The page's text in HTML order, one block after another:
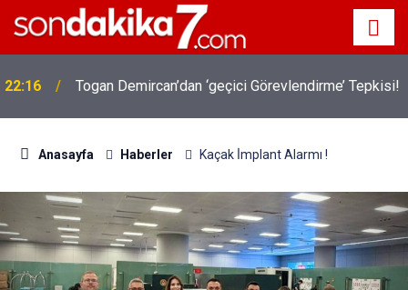
22:16 Togan Demircan’dan ‘geçici Görevlendirme’ Tepkisi!
Anasayfa Haberler Kaçak İ̇mplant Alarmı !